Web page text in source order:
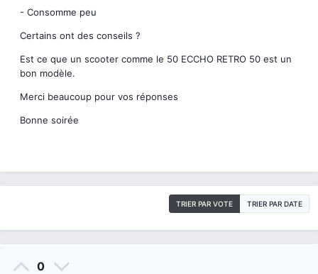
- Consomme peu
Certains ont des conseils ?
Est ce que un scooter comme le 50 ECCHO RETRO 50 est un
bon modèle.
Merci beaucoup pour vos réponses
Bonne soirée
TRIER PAR VOTE TRIER PAR DATE
0